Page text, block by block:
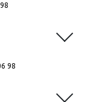
Open
98